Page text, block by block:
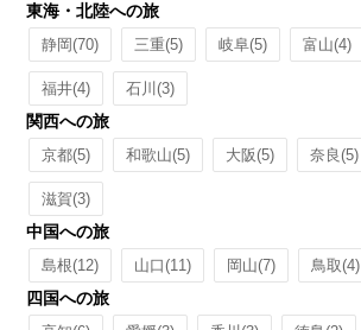
東海・北陸への旅
静岡(70) 三重(5) 岐阜(5) 富山(4)
福井(4) 石川(3)
関西への旅
京都(5) 和歌山(5) 大阪(5) 奈良(5)
滋賀(3)
中国への旅
島根(12) 山口(11) 岡山(7) 鳥取(4)
四国への旅